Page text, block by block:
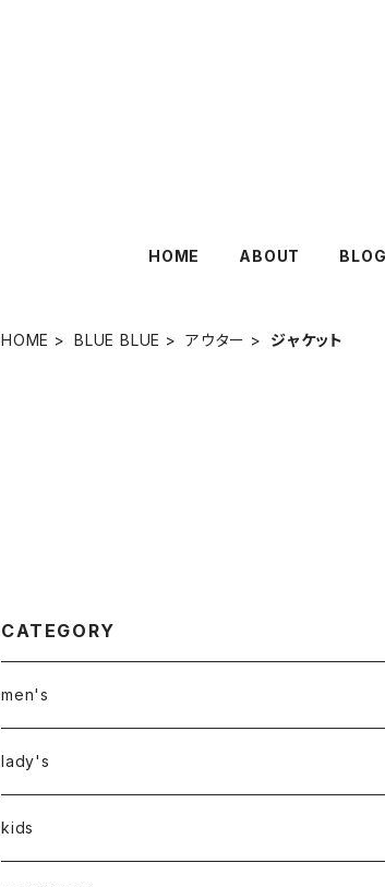
HOME ABOUT BLOG
HOME BLUE BLUE アウター ジャケット
CATEGORY
men's
アウター
トップス
lady's
アウター
kids